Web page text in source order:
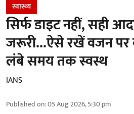
स्वास्थ्य
सिर्फ डाइट नहीं, सही
जरूरी...ऐसे रखें वजन पर
लंबे समय तक स्वस्थ
IANS
Published on:05 Aug 2026, 5:30 pm